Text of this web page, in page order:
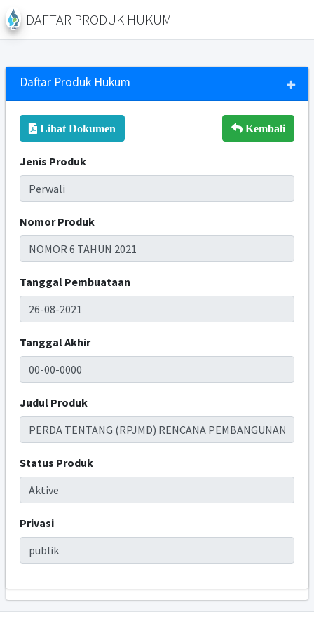
DAFTAR PRODUK HUKUM
Daftar Produk Hukum
Lihat Dokumen Kembali
Jenis Produk
Nomor Produk
Tanggal Pembuataan
Tanggal Akhir
Judul Produk
Status Produk
Privasi